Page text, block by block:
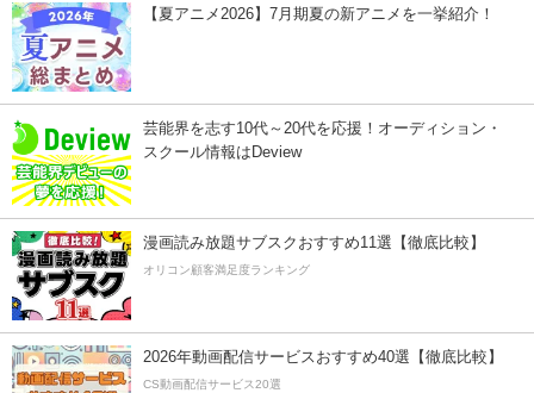
【夏アニメ2026】7月期夏の新アニメを一挙紹介！
芸能界を志す10代～20代を応援！オーディション・
スクール情報はDeview
漫画読み放題サブスクおすすめ11選【徹底比較】
オリコン顧客満足度ランキング
2026年動画配信サービスおすすめ40選【徹底比較】
CS動画配信サービス20選